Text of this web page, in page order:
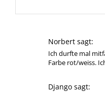
Norbert sagt:
Ich durfte mal
Farbe rot/weiss.
Django sagt: